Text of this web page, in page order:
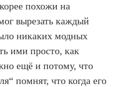
похожи на
вырезать каждый
никаких модных
ими просто, как
ещё и потому, что
помнят, что когда его